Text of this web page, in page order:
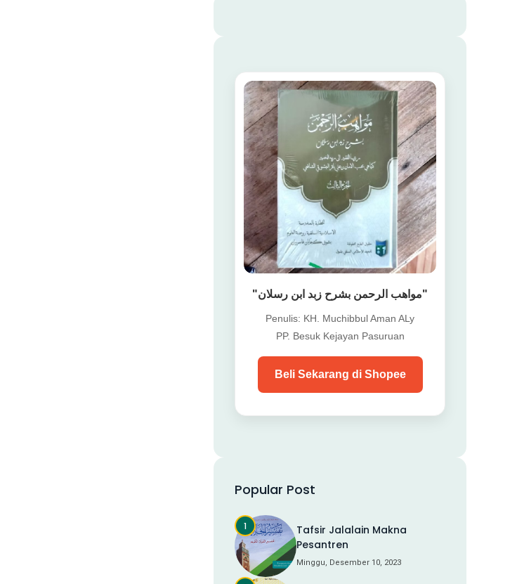
"مواهب الرحمن بشرح زبد ابن رسلان"
Penulis: KH. Muchibbul Aman ALy
PP. Besuk Kejayan Pasuruan
Beli Sekarang di Shopee
Popular Post
Tafsir Jalalain Makna
Pesantren
Minggu, Desember 10, 2023